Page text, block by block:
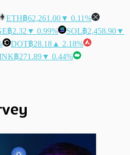
ETH฿62,261.00▼ 0.11%
฿2.32 ▼ 0.99% SOL฿2,458.90▼
DOT฿28.18 ▲ 2.18%
฿271.89▼ 0.44%